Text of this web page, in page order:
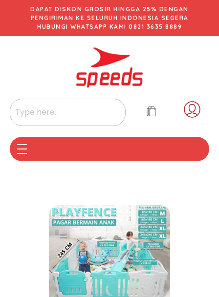
DAPAT DISKON GROSIR HINGGA 25% DENGAN
PENGIRIMAN KE SELURUH INDONESIA SEGERA
HUBUNGI WHATSAPP KAMI 0821 3635 8889